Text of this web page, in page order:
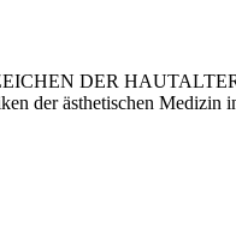
DER
der ästhetischen